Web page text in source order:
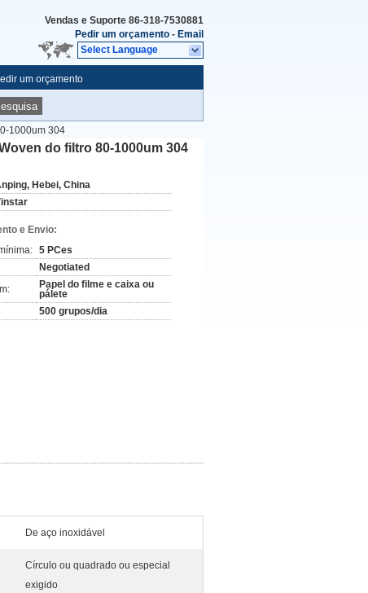
Vendas e Suporte 86-318-7530881
Pedir um orçamento - Email
Select Language
um orçamento
1000um 304
do filtro 80-1000um 304
Hebei, China
e Envio:
5 PCes
Negotiated
Papel do filme e caixa ou
pálete
500 grupos/dia
De aço inoxidável
Círculo ou quadrado ou especial
exigido